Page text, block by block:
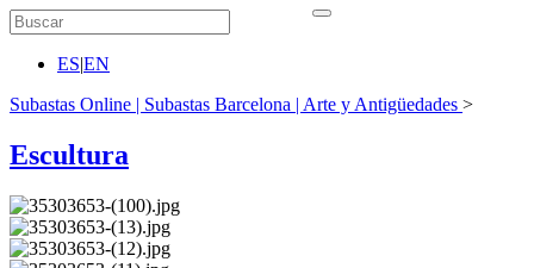
ES|EN
Subastas Online | Subastas Barcelona | Arte y Antigüedades >
Escultura